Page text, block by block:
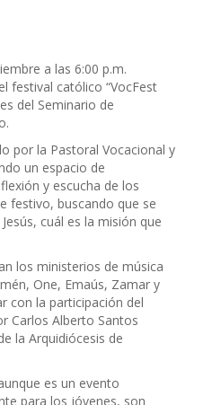
a las 6:00 p.m.
festival católico “VocFest
del Seminario de
por la Pastoral Vocacional y
un espacio de
y escucha de los
festivo, buscando que se
cuál es la misión que
los ministerios de música
One, Emaús, Zamar y
con la participación del
Carlos Alberto Santos
la Arquidiócesis de
es un evento
para los jóvenes, son